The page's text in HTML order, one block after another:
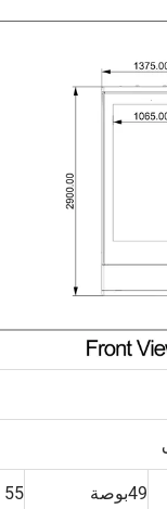
49بوصة 55 بوصة